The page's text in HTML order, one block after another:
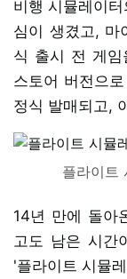
비행 시뮬레이
심이 생겼고, 마
식 출시 전 게임
스토어 버전으
정식 발매되고,
플라이트
14년 만에 돌아
고도 남은 시간
'플라이트 시뮬